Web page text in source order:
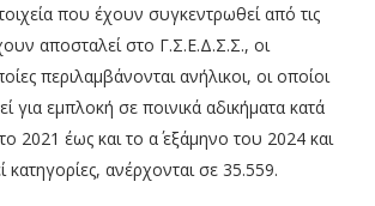
που έχουν συγκεντρωθεί από τις
αποσταλεί στο Γ.Σ.Ε.Δ.Σ.Σ., οι
περιλαμβάνονται ανήλικοι, οι οποίοι
για εμπλοκή σε ποινικά αδικήματα κατά
2021 έως και το α΄ εξάμηνο του 2024 και
ανέρχονται σε 35.559.